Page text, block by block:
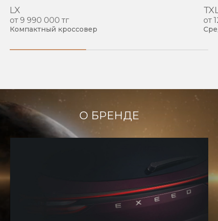
LX
от 9 990 000 тг
Компактный кроссовер
от
О БРЕНДЕ